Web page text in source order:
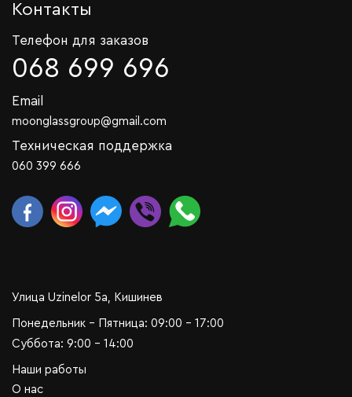
Контакты
Телефон для заказов
068 699 696
Email
moonglassgroup@gmail.com
Техническая поддержка
060 399 666
Улица Uzinelor 5a, Кишинев
Понедельник - Пятница: 09:00 - 17:00
Суббота: 9:00 - 14:00
Наши работы
О нас